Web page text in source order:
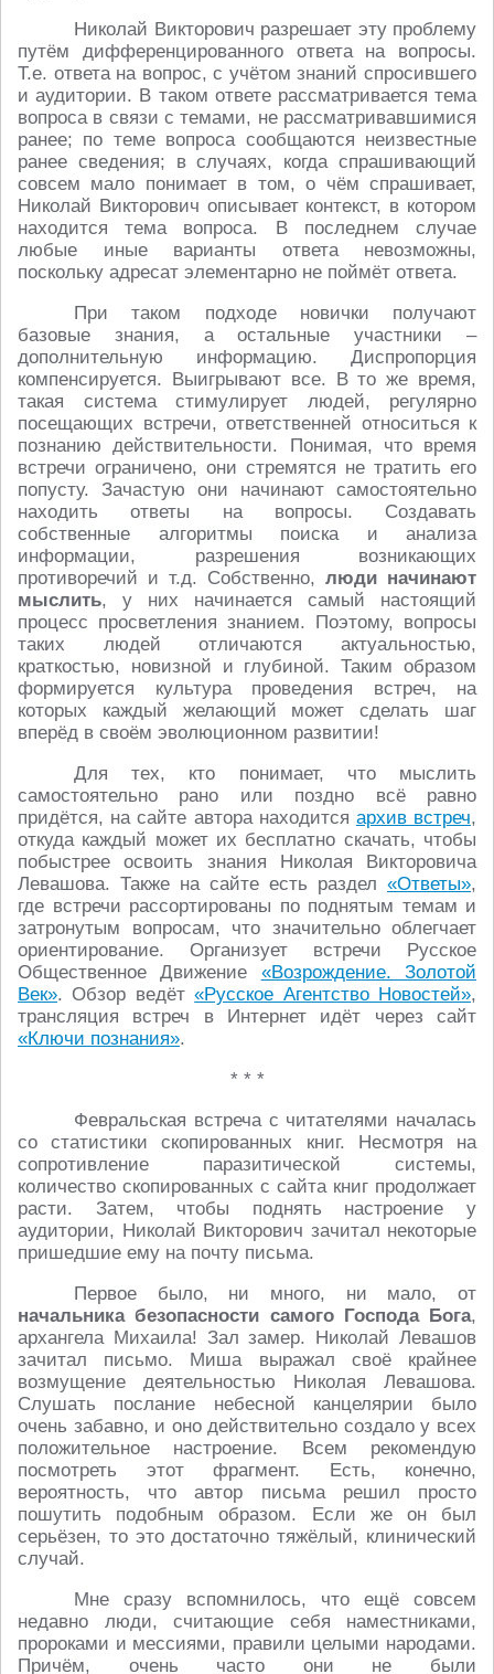
Николай Викторович разрешает эту проблему
путём дифференцированного ответа на вопросы.
Т.е. ответа на вопрос, с учётом знаний спросившего
и аудитории. В таком ответе рассматривается тема
вопроса в связи с темами, не рассматривавшимися
ранее; по теме вопроса сообщаются неизвестные
ранее сведения; в случаях, когда спрашивающий
совсем мало понимает в том, о чём спрашивает,
Николай Викторович описывает контекст, в котором
находится тема вопроса. В последнем случае
любые иные варианты ответа невозможны,
поскольку адресат элементарно не поймёт ответа.
При таком подходе новички получают
базовые знания, а остальные участники –
дополнительную информацию. Диспропорция
компенсируется. Выигрывают все. В то же время,
такая система стимулирует людей, регулярно
посещающих встречи, ответственней относиться к
познанию действительности. Понимая, что время
встречи ограничено, они стремятся не тратить его
попусту. Зачастую они начинают самостоятельно
находить ответы на вопросы. Создавать
собственные алгоритмы поиска и анализа
информации, разрешения возникающих
противоречий и т.д. Собственно, люди начинают
мыслить, у них начинается самый настоящий
процесс просветления знанием. Поэтому, вопросы
таких людей отличаются актуальностью,
краткостью, новизной и глубиной. Таким образом
формируется культура проведения встреч, на
которых каждый желающий может сделать шаг
вперёд в своём эволюционном развитии!
Для тех, кто понимает, что мыслить
самостоятельно рано или поздно всё равно
придётся, на сайте автора находится архив встреч,
откуда каждый может их бесплатно скачать, чтобы
побыстрее освоить знания Николая Викторовича
Левашова. Также на сайте есть раздел «Ответы»,
где встречи рассортированы по поднятым темам и
затронутым вопросам, что значительно облегчает
ориентирование. Организует встречи Русское
Общественное Движение «Возрождение. Золотой
Век». Обзор ведёт«Русское Агентство Новостей»,
трансляция встреч в Интернет идёт через сайт
«Ключи познания».
* * *
Февральская встреча с читателями началась
со статистики скопированных книг. Несмотря на
сопротивление паразитической системы,
количество скопированных с сайта книг продолжает
расти. Затем, чтобы поднять настроение у
аудитории, Николай Викторович зачитал некоторые
пришедшие ему на почту письма.
Первое было, ни много, ни мало, от
начальника безопасности самого Господа Бога,
архангела Михаила! Зал замер. Николай Левашов
зачитал письмо. Миша выражал своё крайнее
возмущение деятельностью Николая Левашова.
Слушать послание небесной канцелярии было
очень забавно, и оно действительно создало у всех
положительное настроение. Всем рекомендую
посмотреть этот фрагмент. Есть, конечно,
вероятность, что автор письма решил просто
пошутить подобным образом. Если же он был
серьёзен, то это достаточно тяжёлый, клинический
случай.
Мне сразу вспомнилось, что ещё совсем
недавно люди, считающие себя наместниками,
пророками и мессиями, правили целыми народами.
Причём, очень часто они не были